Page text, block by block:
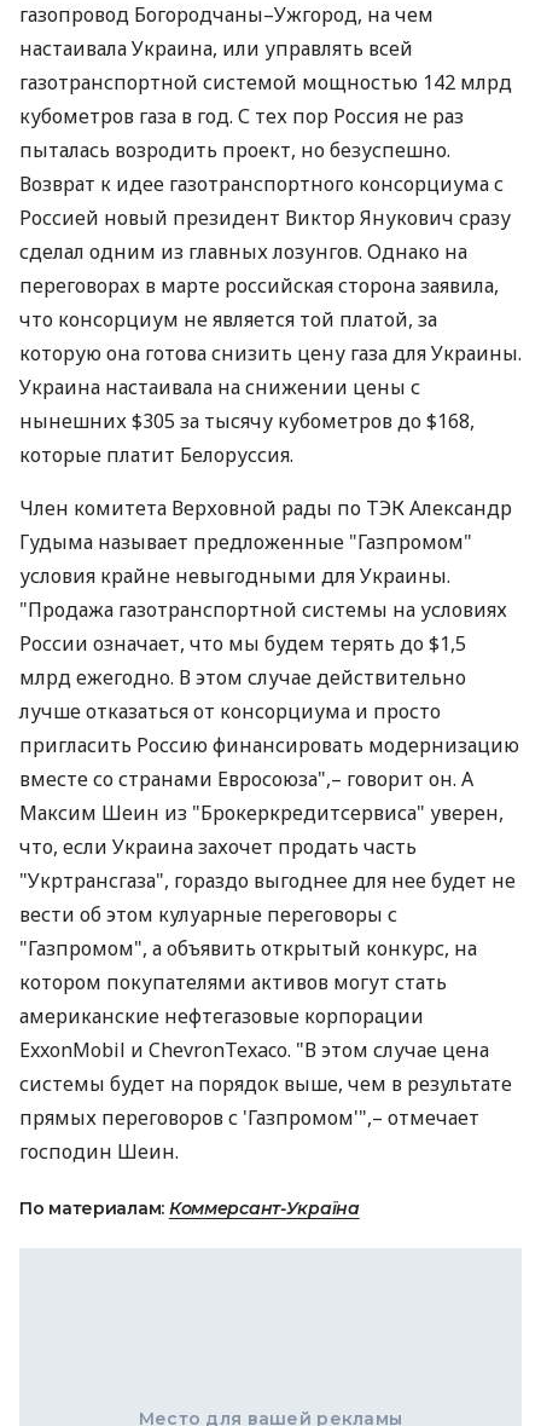
газопровод Богородчаны–Ужгород, на чем
настаивала Украина, или управлять всей
газотранспортной системой мощностью 142 млрд
кубометров газа в год. С тех пор Россия не раз
пыталась возродить проект, но безуспешно.
Возврат к идее газотранспортного консорциума с
Россией новый президент Виктор Янукович сразу
сделал одним из главных лозунгов. Однако на
переговорах в марте российская сторона заявила,
что консорциум не является той платой, за
которую она готова снизить цену газа для Украины.
Украина настаивала на снижении цены с
нынешних $305 за тысячу кубометров до $168,
которые платит Белоруссия.
Член комитета Верховной рады по ТЭК Александр
Гудыма называет предложенные "Газпромом"
условия крайне невыгодными для Украины.
"Продажа газотранспортной системы на условиях
России означает, что мы будем терять до $1,5
млрд ежегодно. В этом случае действительно
лучше отказаться от консорциума и просто
пригласить Россию финансировать модернизацию
вместе со странами Евросоюза",– говорит он. А
Максим Шеин из "Брокеркредитсервиса" уверен,
что, если Украина захочет продать часть
"Укртрансгаза", гораздо выгоднее для нее будет не
вести об этом кулуарные переговоры с
"Газпромом", а объявить открытый конкурс, на
котором покупателями активов могут стать
американские нефтегазовые корпорации
ExxonMobil и ChevronTexaco. "В этом случае цена
системы будет на порядок выше, чем в результате
прямых переговоров с 'Газпромом'",– отмечает
господин Шеин.
По материалам: Коммерсант-Україна
Место для вашей рекламы